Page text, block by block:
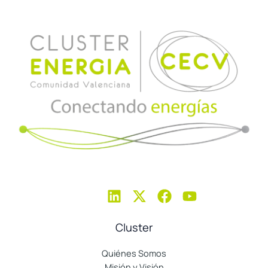
Cluster
Quiénes Somos